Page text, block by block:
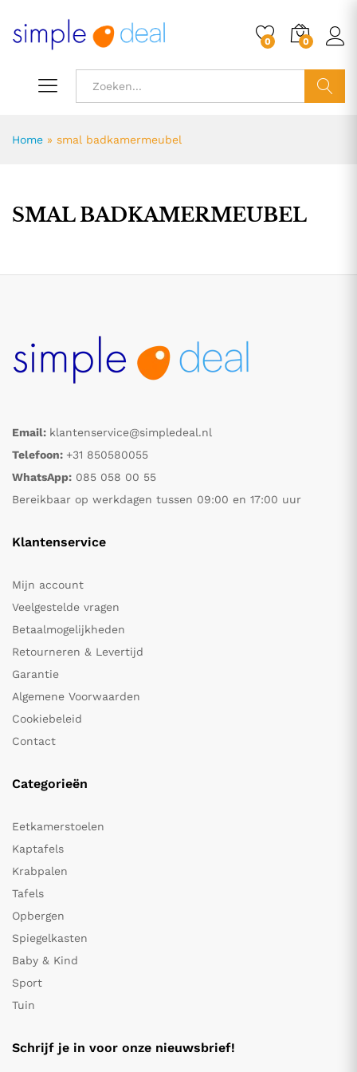
0 0
Home » smal badkamermeubel
SMAL BADKAMERMEUBEL
Email: klantenservice@simpledeal.nl
Telefoon: +31 850580055
WhatsApp: 085 058 00 55
Bereikbaar op werkdagen tussen 09:00 en 17:00 uur
Klantenservice
Mijn account
Veelgestelde vragen
Betaalmogelijkheden
Retourneren & Levertijd
Garantie
Algemene Voorwaarden
Cookiebeleid
Contact
Categorieën
Eetkamerstoelen
Kaptafels
Krabpalen
Tafels
Opbergen
Spiegelkasten
Baby & Kind
Sport
Tuin
Schrijf je in voor onze nieuwsbrief!